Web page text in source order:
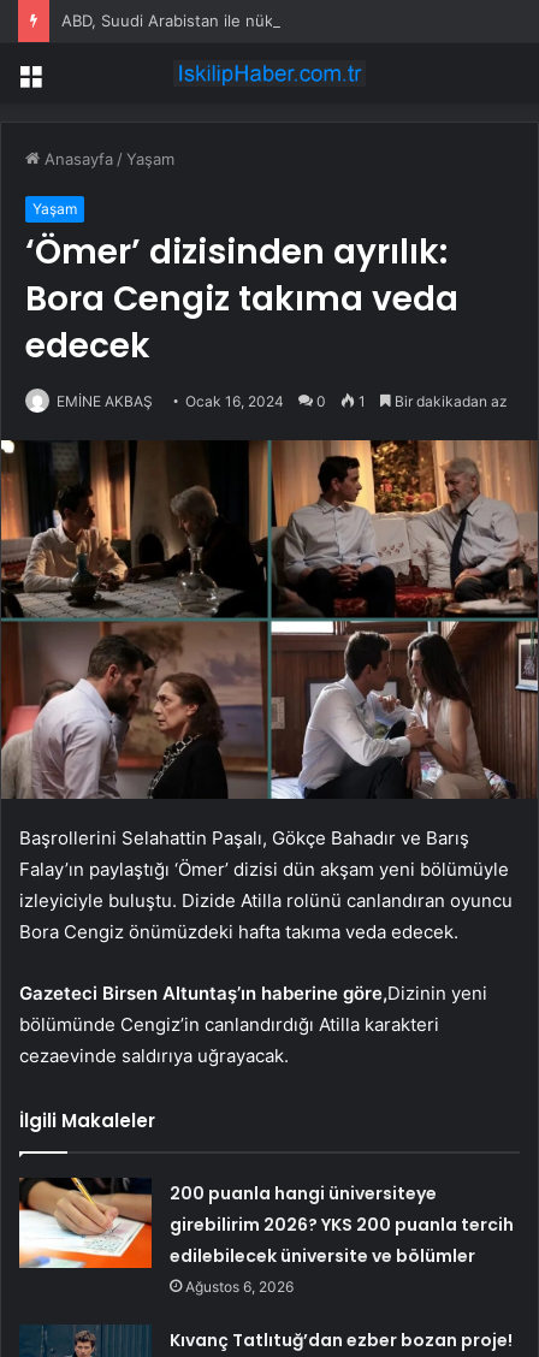
Menü
Anasayfa /Yaşam
Yaşam
‘Ömer’ dizisinden ayrılık:
Bora Cengiz takıma veda
edecek
EMİNE AKBAŞ Ocak 16, 2024 0 1 Bir dakikadan az
Başrollerini Selahattin Paşalı, Gökçe Bahadır ve Barış
Falay’ın paylaştığı ‘Ömer’ dizisi dün akşam yeni bölümüyle
izleyiciyle buluştu. Dizide Atilla rolünü canlandıran oyuncu
Bora Cengiz önümüzdeki hafta takıma veda edecek.
Gazeteci Birsen Altuntaş’ın haberine göre,Dizinin yeni
bölümünde Cengiz’in canlandırdığı Atilla karakteri
cezaevinde saldırıya uğrayacak.
İlgili Makaleler
200 puanla hangi üniversiteye
girebilirim 2026? YKS 200 puanla tercih
edilebilecek üniversite ve bölümler
Ağustos 6, 2026
Kıvanç Tatlıtuğ’dan ezber bozan proje!